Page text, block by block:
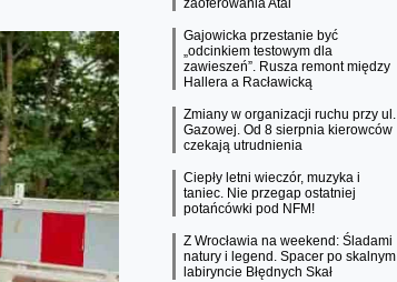
zaoferowania Atal
Gajowicka przestanie być
„odcinkiem testowym dla
zawieszeń”. Rusza remont między
Hallera a Racławicką
Zmiany w organizacji ruchu przy ul.
Gazowej. Od 8 sierpnia kierowców
czekają utrudnienia
Ciepły letni wieczór, muzyka i
taniec. Nie przegap ostatniej
potańcówki pod NFM!
Z Wrocławia na weekend: Śladami
natury i legend. Spacer po skalnym
labiryncie Błędnych Skał